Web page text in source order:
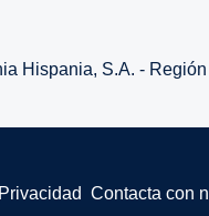
Hispania, S.A. -
Contacta con